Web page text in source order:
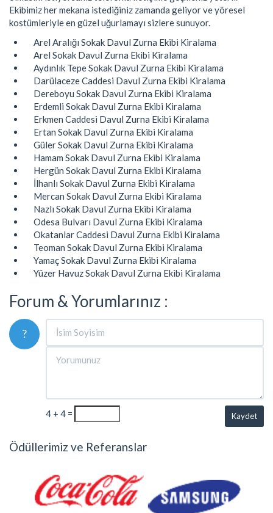
Ekibimiz her mekana istediğiniz zamanda geliyor ve yöresel
kostümleriyle en güzel uğurlamayı sizlere sunuyor.
Arel Aralığı Sokak Davul Zurna Ekibi Kiralama
Arel Sokak Davul Zurna Ekibi Kiralama
Aydınlık Tepe Sokak Davul Zurna Ekibi Kiralama
Darülaceze Caddesi Davul Zurna Ekibi Kiralama
Dereboyu Sokak Davul Zurna Ekibi Kiralama
Erdemli Sokak Davul Zurna Ekibi Kiralama
Erkmen Caddesi Davul Zurna Ekibi Kiralama
Ertan Sokak Davul Zurna Ekibi Kiralama
Güler Sokak Davul Zurna Ekibi Kiralama
Hamam Sokak Davul Zurna Ekibi Kiralama
Hergün Sokak Davul Zurna Ekibi Kiralama
İlhanlı Sokak Davul Zurna Ekibi Kiralama
Mercan Sokak Davul Zurna Ekibi Kiralama
Nazlı Sokak Davul Zurna Ekibi Kiralama
Odesa Bulvarı Davul Zurna Ekibi Kiralama
Okatanlar Caddesi Davul Zurna Ekibi Kiralama
Teoman Sokak Davul Zurna Ekibi Kiralama
Yamaç Sokak Davul Zurna Ekibi Kiralama
Yüzer Havuz Sokak Davul Zurna Ekibi Kiralama
Forum & Yorumlarınız :
?
4 + 4 = Kaydet
Ödüllerimiz ve Referanslar